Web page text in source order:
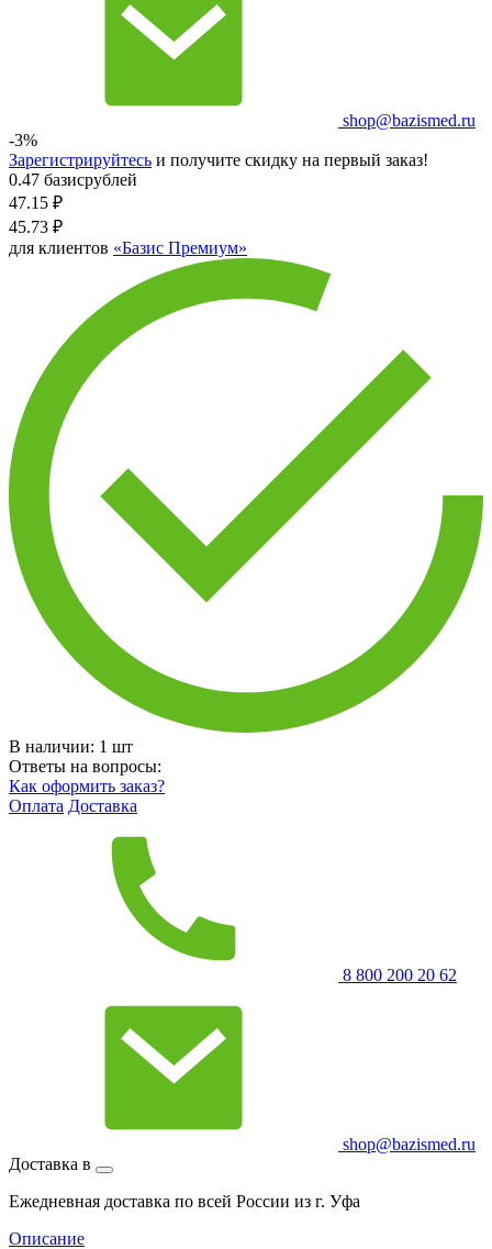
shop@bazismed.ru
-3%
Зарегистрируйтесь и получите скидку на первый заказ!
0.47 базисрублей
47.15 ₽
45.73 ₽
для клиентов «Базис Премиум»
В наличии: 1 шт
Ответы на вопросы:
Как оформить заказ?
Оплата Доставка
8 800 200 20 62
shop@bazismed.ru
Доставка в
Ежедневная доставка по всей России из г. Уфа
Описание